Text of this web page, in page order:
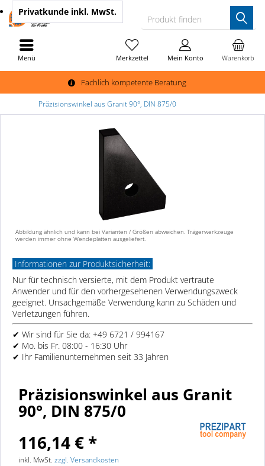
Fachlich kompetente Beratung
Produkt finden
Warenkorb
Merkzettel Mein Konto
Privatkunde inkl. MwSt.
Menü
Präzisionswinkel aus Granit 90°, DIN 875/0
Abbildung ähnlich und kann bei Varianten / Größen abweichen. Trägerwerkzeuge
werden immer ohne Wendeplatten ausgeliefert.
Informationen zur Produktsicherheit:
Nur für technisch versierte, mit dem Produkt vertraute
Anwender und für den vorhergesehenen Verwendungszweck
geeignet. Unsachgemäße Verwendung kann zu Schäden und
Verletzungen führen.
✔ Wir sind für Sie da: +49 6721 / 994167
✔ Mo. bis Fr. 08:00 - 16:30 Uhr
✔ Ihr Familienunternehmen seit 33 Jahren
Präzisionswinkel aus Granit
90°, DIN 875/0
116,14 € *
inkl. MwSt. zzgl. Versandkosten